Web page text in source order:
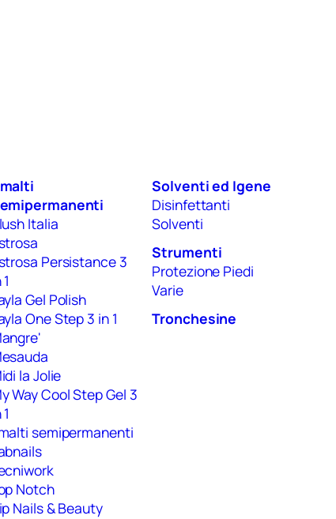
Italia
Persistance 3
Gel Polish
One Step 3 in 1
la Jolie
Way Cool Step Gel 3
semipermanenti
Notch
Nails & Beauty
Solventi ed Igene
Disinfettanti
Solventi
Strumenti
Protezione Piedi
Varie
Tronchesine